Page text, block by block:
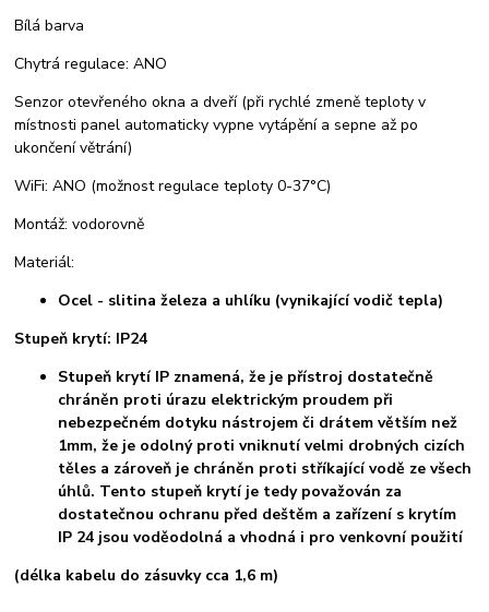
Bílá barva
Chytrá regulace: ANO
Senzor otevřeného okna a dveří (při rychlé zmeně teploty v
místnosti panel automaticky vypne vytápění a sepne až po
ukončení větrání)
WiFi: ANO (možnost regulace teploty 0-37°C)
Montáž: vodorovně
Materiál:
Ocel - slitina železa a uhlíku (vynikající vodič tepla)
Stupeň krytí: IP24
Stupeň krytí IP znamená, že je přístroj dostatečně
chráněn proti úrazu elektrickým proudem při
nebezpečném dotyku nástrojem či drátem větším než
1mm, že je odolný proti vniknutí velmi drobných cizích
těles a zároveň je chráněn proti stříkající vodě ze všech
úhlů. Tento stupeň krytí je tedy považován za
dostatečnou ochranu před deštěm a zařízení s krytím
IP 24 jsou voděodolná a vhodná i pro venkovní použití
(délka kabelu do zásuvky cca 1,6 m)